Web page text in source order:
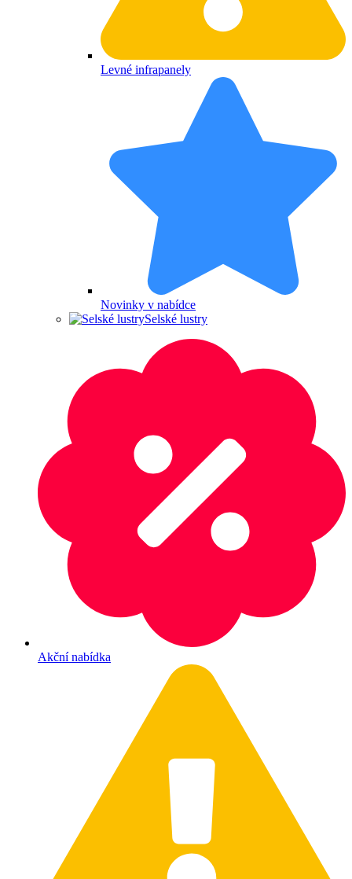
Levné infrapanely
Novinky v nabídce
Selské lustry
Akční nabídka